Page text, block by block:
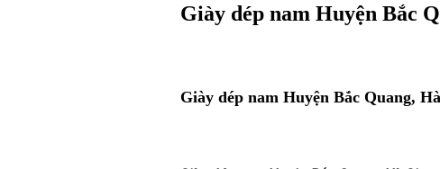
Giày dép nam Huyện Bắc
Giày dép nam Huyện Bắc Quang,